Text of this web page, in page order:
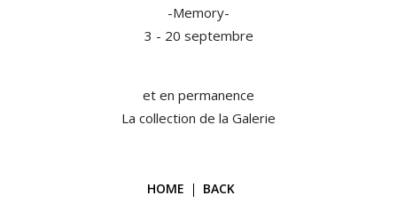
-Memory-
3 - 20 septembre
et en permanence
La collection de la Galerie
HOME BACK